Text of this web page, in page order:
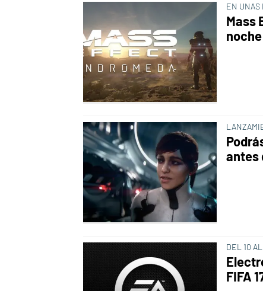
EN UNAS
Mass
antes
DEL 10
FIFA